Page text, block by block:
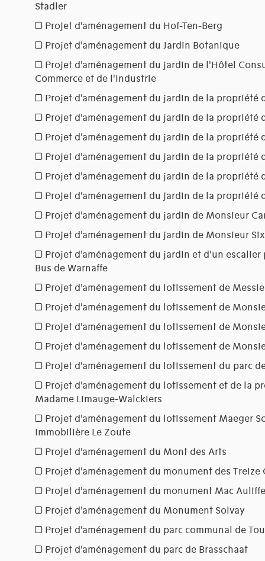
Stadler
Projet d'aménagement du Hof-Ten-Berg
Projet d'aménagement du Jardin Botanique
Projet d'aménagement du jardin de l'Hôtel
Commerce et de l'Industrie
Projet d'aménagement du jardin de la propriété
Projet d'aménagement du jardin de la propriété
Projet d'aménagement du jardin de la propriété
Projet d'aménagement du jardin de la propriété
Projet d'aménagement du jardin de la propriété
Projet d'aménagement du jardin de la propriété
Projet d'aménagement du jardin de Monsieur
Projet d'aménagement du jardin de Monsieur
Projet d'aménagement du jardin et d'un
Bus de Warnaffe
Projet d'aménagement du lotissement de
Projet d'aménagement du lotissement de
Projet d'aménagement du lotissement de
Projet d'aménagement du lotissement de
Projet d'aménagement du lotissement du parc
Projet d'aménagement du lotissement et de la
Madame Limauge-Walckiers
Projet d'aménagement du lotissement Maeger
Immobilière Le Zoute
Projet d'aménagement du Mont des Arts
Projet d'aménagement du monument des Treize
Projet d'aménagement du monument Mac Auliffe
Projet d'aménagement du Monument Solvay
Projet d'aménagement du parc communal de
Projet d'aménagement du parc de Brasschaat